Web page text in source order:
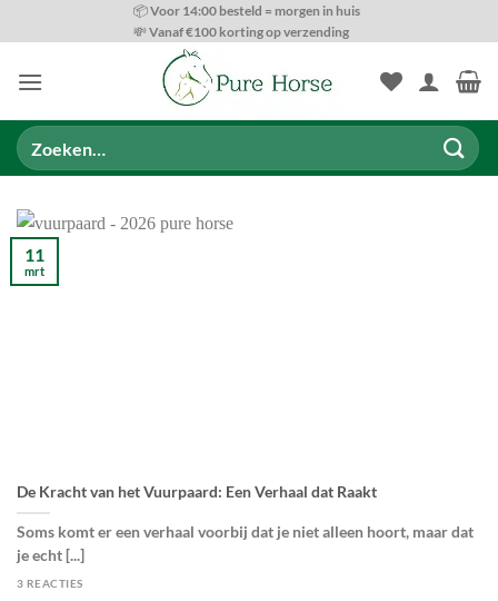
naar
📦 Voor 14:00 besteld = morgen in huis
💸 Vanaf €100 korting op verzending
Zoeken
naar:
De Kracht van het Vuurpaard: Een Verhaal dat Raakt
Soms komt er een verhaal voorbij dat je niet alleen hoort, maar dat
je echt [...]
3 REACTIES
11
mrt